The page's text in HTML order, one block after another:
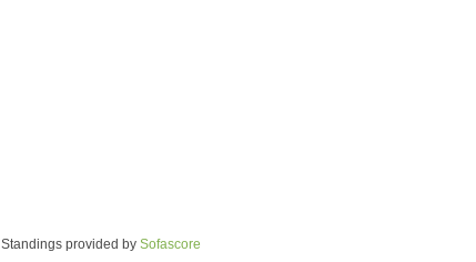
Standings provided by Sofascore